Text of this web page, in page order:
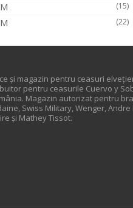
(15)
(22)
și magazin pentru ceasuri
pentru ceasurile Cuervo y
Magazin autorizat pentru
Swiss Military, Wenger, Andre
și Mathey Tissot.